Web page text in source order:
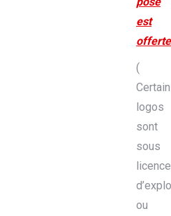
est
(
logos
sont
sous
licence
ou